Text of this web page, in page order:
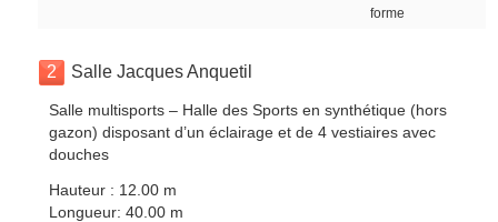
forme
2 Salle Jacques Anquetil
Salle multisports – Halle des Sports en synthétique (hors
gazon) disposant d’un éclairage et de 4 vestiaires avec
douches
Hauteur : 12.00 m
Longueur: 40.00 m